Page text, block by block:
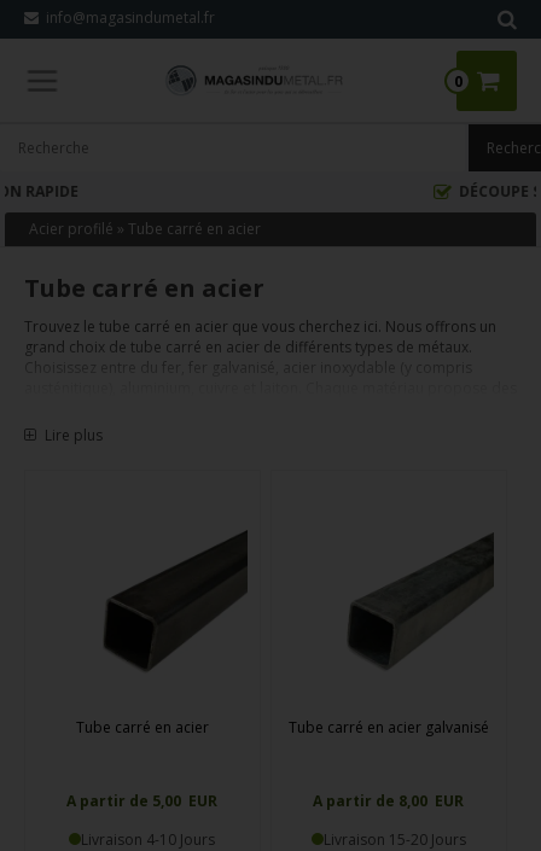
info@magasindumetal.fr
0
Acier profilé »Tube carré en acier
Tube carré en acier
Trouvez le tube carré en acier que vous cherchez ici. Nous offrons un
grand choix de tube carré en acier de différents types de métaux.
Nous découpons selon vos mesures et expédions sous quelques jours.
Lire plus
Tube carré en acier
A partir de 5,00 EUR
Livraison 4-10 Jours
Tube carré en acier galvanisé
A partir de 8,00 EUR
Livraison 15-20 Jours